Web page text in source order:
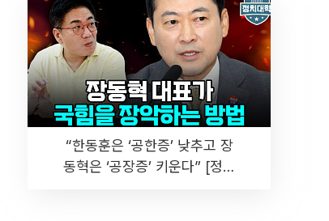
“한동훈은 ‘공한증’ 낮추고 장
동혁은 ‘공장증’ 키운다” [정치